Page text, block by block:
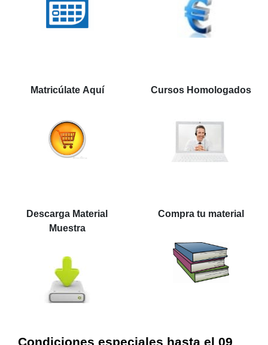
Matricúlate Aquí Cursos Homologados
Descarga Material
Muestra
Compra tu material
Condiciones especiales hasta el 09